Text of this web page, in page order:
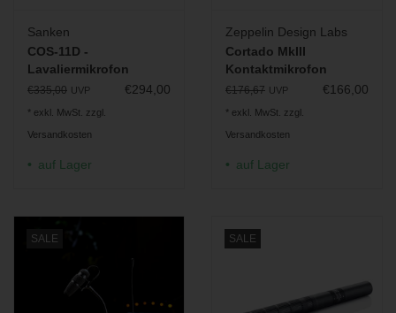
Sanken
COS-11D -
Lavaliermikrofon
(3,5mm Klinke)
€335,00 UVP €294,00
* exkl. MwSt. zzgl.
Versandkosten
auf Lager
Zeppelin Design Labs
Cortado MkIII
Kontaktmikrofon
€176,67 UVP €166,00
* exkl. MwSt. zzgl.
Versandkosten
auf Lager
SALE SALE